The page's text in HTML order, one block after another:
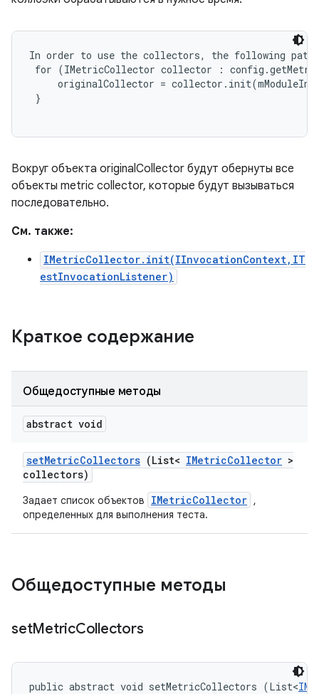
In order to use the collectors, the following
for (IMetricCollector collector :
originalCollector =
}
Вокруг объекта originalCollector будут обернуты все
объекты metric collector, которые будут вызываться
последовательно.
См. также:
IMetricCollector.init(IInvocationContext,IT
estInvocationListener)
Краткое содержание
Общедоступные методы
abstract void
setMetricCollectors (List< IMetricCollector >
collectors)
Задает список объектов IMetricCollector ,
определенных для выполнения теста.
Общедоступные методы
setMetricCollectors
public abstract void setMetricCollectors (List<